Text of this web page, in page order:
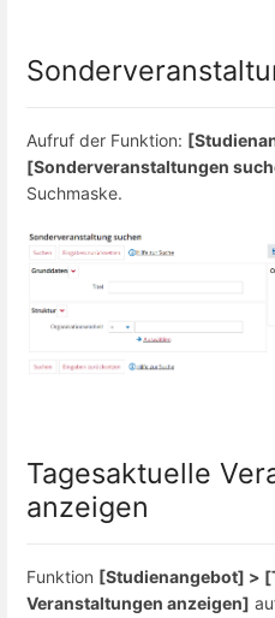
Aufruf der Funktion:
[Sonderveranstaltungen
Suchmaske.
Tagesaktuelle
anzeigen
Funktion [Studienangebot] >
Veranstaltungen anzeigen]